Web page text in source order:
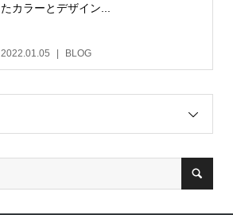
たカラーとデザイン...
2022.01.05 BLOG